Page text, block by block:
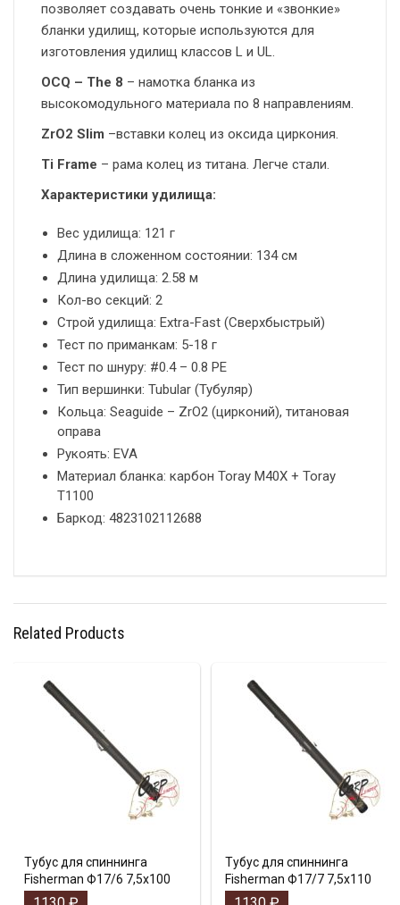
позволяет создавать очень тонкие и «звонкие»
бланки удилищ, которые используются для
изготовления удилищ классов L и UL.
OCQ – The 8 – намотка бланка из
высокомодульного материала по 8 направлениям.
ZrO2 Slim –вставки колец из оксида циркония.
Ti Frame – рама колец из титана. Легче стали.
Характеристики удилища:
Вес удилища: 121 г
Длина в сложенном состоянии: 134 см
Длина удилища: 2.58 м
Кол-во секций: 2
Строй удилища: Extra-Fast (Сверхбыстрый)
Тест по приманкам: 5-18 г
Тест по шнуру: #0.4 – 0.8 PE
Тип вершинки: Tubular (Тубуляр)
Кольца: Seaguide – ZrO2 (цирконий), титановая
оправа
Рукоять: EVA
Материал бланка: карбон Toray M40X + Toray
T1100
Баркод: 4823102112688
Related Products
Тубус для спиннинга
Fisherman Ф17/6 7,5х100
Тубус для спиннинга
Fisherman Ф17/7 7,5х110